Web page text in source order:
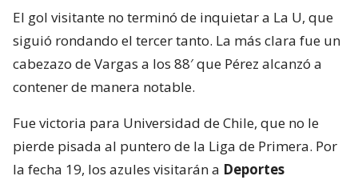
El gol visitante no terminó de inquietar a La U, que
siguió rondando el tercer tanto. La más clara fue un
cabezazo de Vargas a los 88′ que Pérez alcanzó a
contener de manera notable.
Fue victoria para Universidad de Chile, que no le
pierde pisada al puntero de la Liga de Primera. Por
la fecha 19, los azules visitarán a Deportes